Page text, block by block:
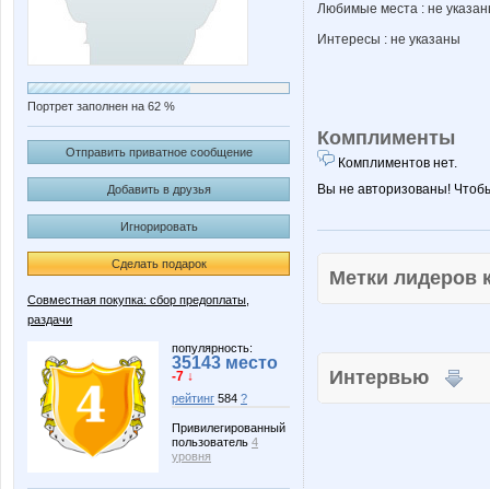
Портрет заполнен на 62 %
Отправить приватное сообщение
Добавить в друзья
Игнорировать
Сделать подарок
Совместная покупка: сбор предоплаты,
раздачи
популярность:
35143 место
-7 ↓
рейтинг 584 ?
Привилегированный
пользователь 4
уровня
Любимые места : не
Интересы : не указаны
Комплименты
Комплиментов нет.
Вы не авторизованы!
Метки
Интервью